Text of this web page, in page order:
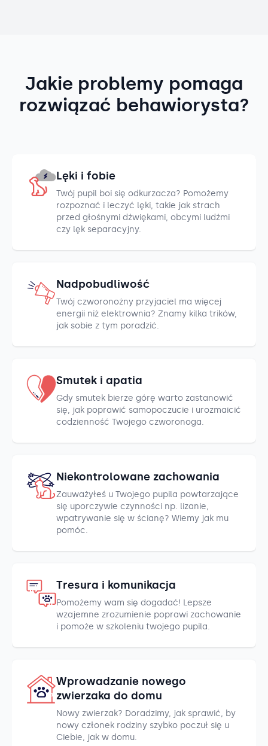
Jakie problemy pomaga
rozwiązać behawiorysta?
Lęki i fobie
Twój pupil boi się odkurzacza? Pomożemy
rozpoznać i leczyć lęki, takie jak strach
przed głośnymi dźwiękami, obcymi ludźmi
czy lęk separacyjny.
Nadpobudliwość
Twój czworonożny przyjaciel ma więcej
energii niż elektrownia? Znamy kilka trików,
jak sobie z tym poradzić.
Smutek i apatia
Gdy smutek bierze górę warto zastanowić
się, jak poprawić samopoczucie i urozmaicić
codzienność Twojego czworonoga.
Niekontrolowane zachowania
Zauważyłeś u Twojego pupila powtarzające
się uporczywie czynności np. lizanie,
wpatrywanie się w ścianę? Wiemy jak mu
pomóc.
Tresura i komunikacja
Pomożemy wam się dogadać! Lepsze
wzajemne zrozumienie poprawi zachowanie
i pomoże w szkoleniu twojego pupila.
Wprowadzanie nowego
zwierzaka do domu
Nowy zwierzak? Doradzimy, jak sprawić, by
nowy członek rodziny szybko poczuł się u
Ciebie, jak w domu.